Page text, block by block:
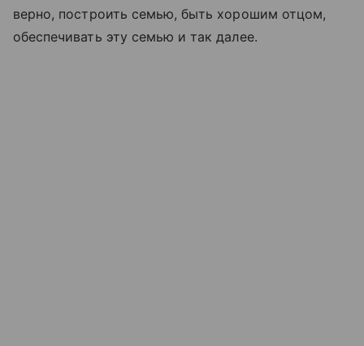
верно, построить семью, быть хорошим отцом,
обеспечивать эту семью и так далее.